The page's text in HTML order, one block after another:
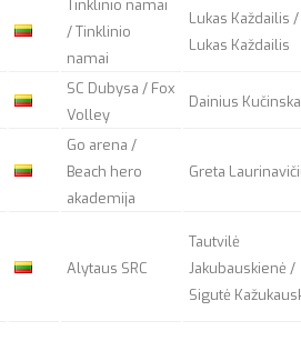
Tinklinio namai
/ Tinklinio
namai
Lukas Každailis /
Lukas Každailis
SC Dubysa / Fox
Volley
Dainius
Go arena /
Beach hero
akademija
Greta
Alytaus SRC
Tautvilė
Jakubauskienė /
Sigutė